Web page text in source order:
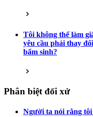
Tôi không thể làm
yêu cầu phải thay
bẩm sinh?
Phân biệt đối xử
Người ta nói rằng